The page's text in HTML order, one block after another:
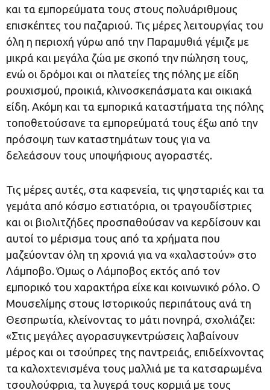
και τα εμπορεύματα τους στους πολυάριθμους
επισκέπτες του παζαριού. Τις μέρες λειτουργίας του
όλη η περιοχή γύρω από την Παραμυθιά γέμιζε με
μικρά και μεγάλα ζώα με σκοπό την πώληση τους,
ενώ οι δρόμοι και οι πλατείες της πόλης με είδη
ρουχισμού, προικιά, κλινοσκεπάσματα και οικιακά
είδη. Ακόμη και τα εμπορικά καταστήματα της πόλης
τοποθετούσανε τα εμπορεύματά τους έξω από την
πρόσοψη των καταστημάτων τους για να
δελεάσουν τους υποψήφιους αγοραστές.
Τις μέρες αυτές, στα καφενεία, τις ψησταριές και τα
γεμάτα από κόσμο εστιατόρια, οι τραγουδίστριες
και οι βιολιτζήδες προσπαθούσαν να κερδίσουν και
αυτοί το μέρισμα τους από τα χρήματα που
μαζεύονταν όλη τη χρονιά για να «χαλαστούν» στο
Λάμποβο. Όμως ο Λάμποβος εκτός από τον
εμπορικό του χαρακτήρα είχε και κοινωνικό ρόλο. Ο
Μουσελίμης στους Ιστορικούς περιπάτους ανά τη
Θεσπρωτία, κλείνοντας το μάτι πονηρά, σχολιάζει:
«Στις μεγάλες αγορασυγκεντρώσεις λαβαίνουν
μέρος και οι τσούπρες της παντρειάς, επιδείχνοντας
τα καλοχτενισμένα τους μαλλιά με τα κατσαρωμένα
τσουλούφρια, τα λυγερά τους κορμιά με τους